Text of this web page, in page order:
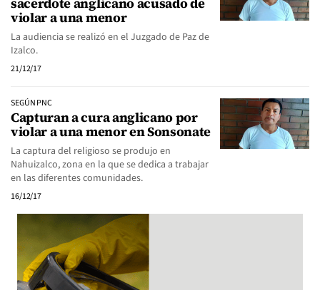
violar a una menor
La audiencia se realizó en el Juzgado de Paz de
Izalco.
21/12/17
SEGÚN PNC
Capturan a cura anglicano por
violar a una menor en Sonsonate
La captura del religioso se produjo en
Nahuizalco, zona en la que se dedica a trabajar
en las diferentes comunidades.
16/12/17